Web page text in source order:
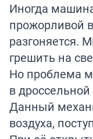
Иногда
прожорливой
разгоняется.
грешить на
Но проблема
в
Данный
воздуха,